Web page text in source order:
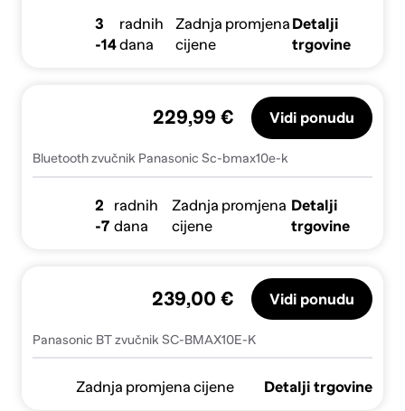
3
-14
radnih
dana
Zadnja promjena
cijene
Detalji
trgovine
Bluetooth zvučnik Panasonic Sc-bmax10e-k
229,99 € Vidi ponudu
2
-7
radnih
dana
Zadnja promjena
cijene
Detalji
trgovine
Panasonic BT zvučnik SC-BMAX10E-K
239,00 € Vidi ponudu
Zadnja promjena cijene Detalji trgovine